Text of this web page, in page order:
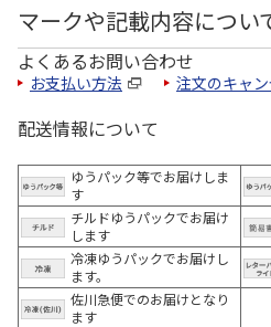
マークや記載内容につい
よくあるお問い合わせ
お支払い方法 注文のキャ
配送情報について
ゆうパック等でお届けしま
す
チルドゆうパックでお届け
します
冷凍ゆうパックでお届けし
ます。
佐川急便でのお届けとなり
ます